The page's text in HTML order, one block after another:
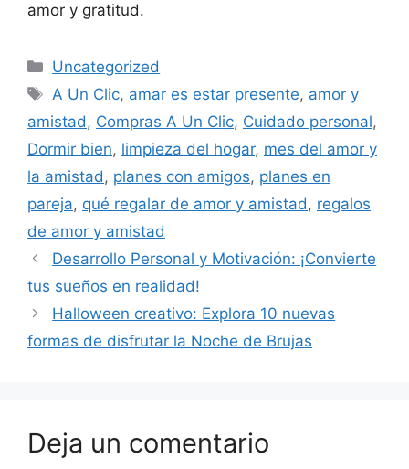
amor y gratitud.
Categorías
Uncategorized
Etiquetas
A Un Clic, amar es estar presente, amor y
amistad, Compras A Un Clic, Cuidado personal,
Dormir bien, limpieza del hogar, mes del amor y
la amistad, planes con amigos, planes en
pareja, qué regalar de amor y amistad, regalos
de amor y amistad
Desarrollo Personal y Motivación: ¡Convierte
tus sueños en realidad!
Halloween creativo: Explora 10 nuevas
formas de disfrutar la Noche de Brujas
Deja un comentario